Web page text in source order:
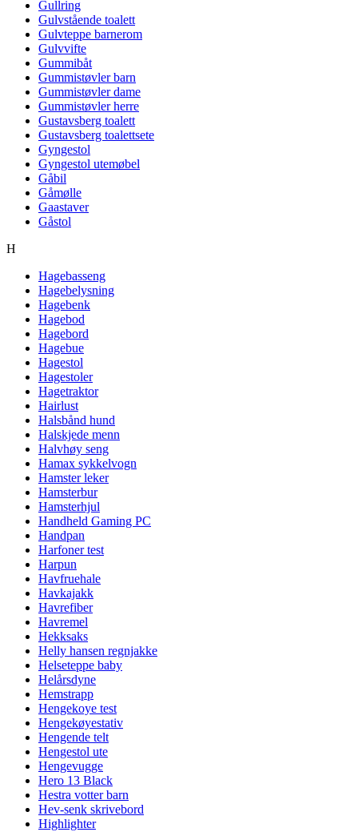
Gullring
Gulvstående toalett
Gulvteppe barnerom
Gulvvifte
Gummibåt
Gummistøvler barn
Gummistøvler dame
Gummistøvler herre
Gustavsberg toalett
Gustavsberg toalettsete
Gyngestol
Gyngestol utemøbel
Gåbil
Gåmølle
Gaastaver
Gåstol
H
Hagebasseng
Hagebelysning
Hagebenk
Hagebod
Hagebord
Hagebue
Hagestol
Hagestoler
Hagetraktor
Hairlust
Halsbånd hund
Halskjede menn
Halvhøy seng
Hamax sykkelvogn
Hamster leker
Hamsterbur
Hamsterhjul
Handheld Gaming PC
Handpan
Harfoner test
Harpun
Havfruehale
Havkajakk
Havrefiber
Havremel
Hekksaks
Helly hansen regnjakke
Helseteppe baby
Helårsdyne
Hemstrapp
Hengekoye test
Hengekøyestativ
Hengende telt
Hengestol ute
Hengevugge
Hero 13 Black
Hestra votter barn
Hev-senk skrivebord
Highlighter